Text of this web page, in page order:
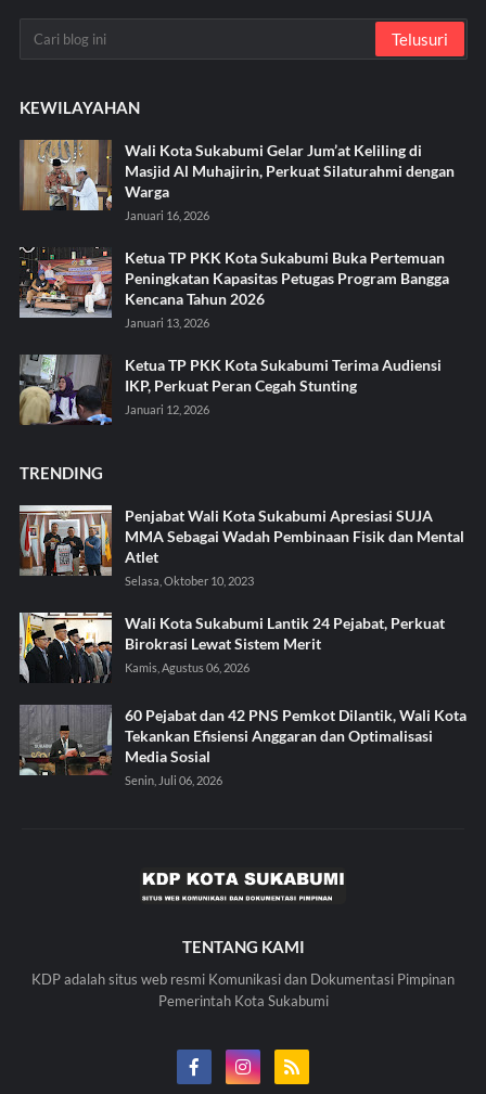
KEWILAYAHAN
Wali Kota Sukabumi Gelar Jum’at Keliling di
Masjid Al Muhajirin, Perkuat Silaturahmi dengan
Warga
Januari 16, 2026
Ketua TP PKK Kota Sukabumi Buka Pertemuan
Peningkatan Kapasitas Petugas Program Bangga
Kencana Tahun 2026
Januari 13, 2026
Ketua TP PKK Kota Sukabumi Terima Audiensi
IKP, Perkuat Peran Cegah Stunting
Januari 12, 2026
TRENDING
Penjabat Wali Kota Sukabumi Apresiasi SUJA
MMA Sebagai Wadah Pembinaan Fisik dan Mental
Atlet
Selasa, Oktober 10, 2023
Wali Kota Sukabumi Lantik 24 Pejabat, Perkuat
Birokrasi Lewat Sistem Merit
Kamis, Agustus 06, 2026
60 Pejabat dan 42 PNS Pemkot Dilantik, Wali Kota
Tekankan Efisiensi Anggaran dan Optimalisasi
Media Sosial
Senin, Juli 06, 2026
TENTANG KAMI
KDP adalah situs web resmi Komunikasi dan Dokumentasi Pimpinan
Pemerintah Kota Sukabumi